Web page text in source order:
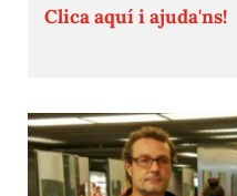
Clica aquí i ajuda'ns!